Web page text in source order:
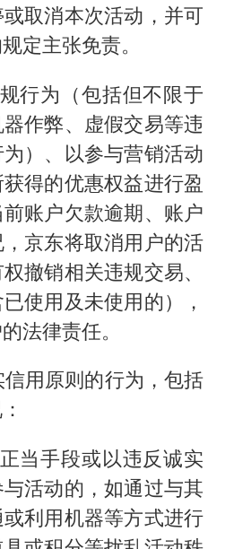
取消本次活动，并可
定主张免责。
行为（包括但不限于
作弊、虚假交易等违
）、以参与营销活动
得的优惠权益进行盈
账户欠款逾期、账户
京东将取消用户的活
撤销相关违规交易、
使用及未使用的），
法律责任。
用原则的行为，包括
当手段或以违反诚实
活动的，如通过与其
利用机器等方式进行